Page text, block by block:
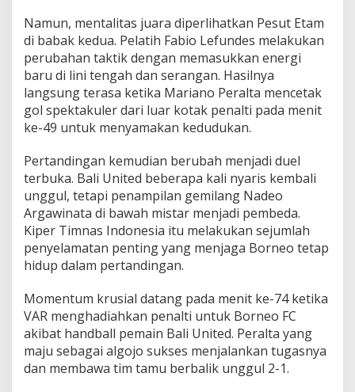
a
m
D
r
a
m
a
S
n
g
i
t
d
i
D
i
p
a
Namun, mentalitas juara diperlihatkan Pesut Etam
di babak kedua. Pelatih Fabio Lefundes melakukan
perubahan taktik dengan memasukkan energi
baru di lini tengah dan serangan. Hasilnya
langsung terasa ketika Mariano Peralta mencetak
gol spektakuler dari luar kotak penalti pada menit
ke-49 untuk menyamakan kedudukan.
Pertandingan kemudian berubah menjadi duel
terbuka. Bali United beberapa kali nyaris kembali
unggul, tetapi penampilan gemilang Nadeo
Argawinata di bawah mistar menjadi pembeda.
Kiper Timnas Indonesia itu melakukan sejumlah
penyelamatan penting yang menjaga Borneo tetap
hidup dalam pertandingan.
Momentum krusial datang pada menit ke-74 ketika
VAR menghadiahkan penalti untuk Borneo FC
akibat handball pemain Bali United. Peralta yang
maju sebagai algojo sukses menjalankan tugasnya
dan membawa tim tamu berbalik unggul 2-1.